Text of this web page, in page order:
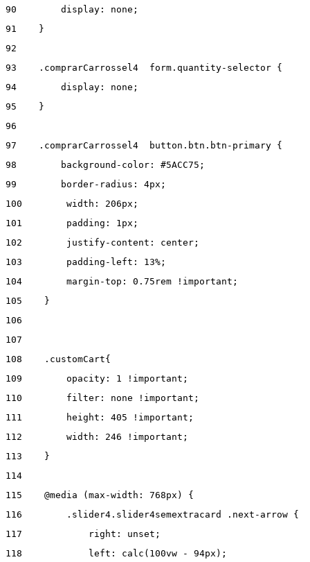
90
        display: none;
91
    }
92
93
    .comprarCarrossel4  form.quantity-selector {
94
        display: none;
95
    }
96
97
    .comprarCarrossel4  button.btn.btn-primary {
98
        background-color: #5ACC75;
99
        border-radius: 4px;
100
        width: 206px;
101
        padding: 1px;
102
        justify-content: center;
103
        padding-left: 13%;
104
        margin-top: 0.75rem !important;
105
    }
106
107
108
    .customCart{
109
        opacity: 1 !important;
110
        filter: none !important;
111
        height: 405 !important;
112
        width: 246 !important;
113
    }
114
115
    @media (max-width: 768px) {
116
        .slider4.slider4semextracard .next-arrow {
117
            right: unset;
118
            left: calc(100vw - 94px);